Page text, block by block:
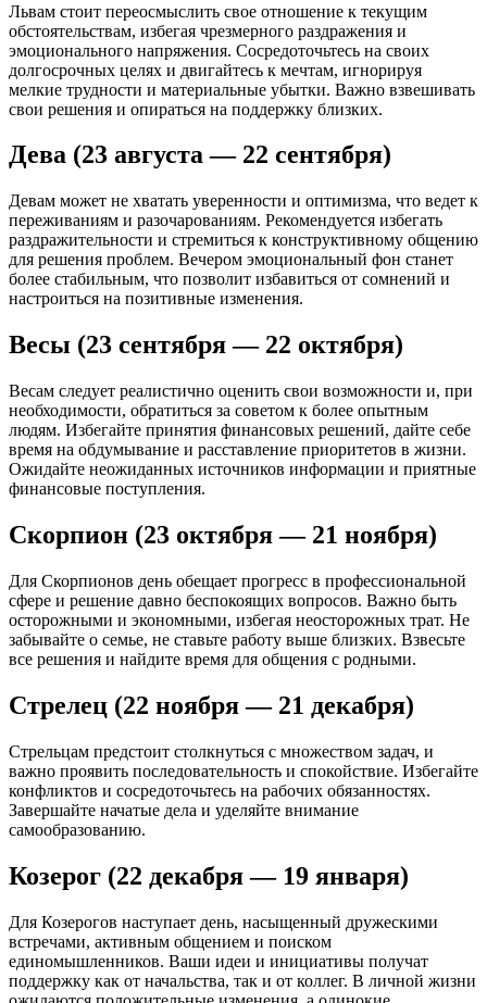
Львам стоит переосмыслить свое отношение к текущим
обстоятельствам, избегая чрезмерного раздражения и
эмоционального напряжения. Сосредоточьтесь на своих
долгосрочных целях и двигайтесь к мечтам, игнорируя
мелкие трудности и материальные убытки. Важно взвешивать
свои решения и опираться на поддержку близких.
Дева (23 августа — 22 сентября)
Девам может не хватать уверенности и оптимизма, что ведет к
переживаниям и разочарованиям. Рекомендуется избегать
раздражительности и стремиться к конструктивному общению
для решения проблем. Вечером эмоциональный фон станет
более стабильным, что позволит избавиться от сомнений и
настроиться на позитивные изменения.
Весы (23 сентября — 22 октября)
Весам следует реалистично оценить свои возможности и, при
необходимости, обратиться за советом к более опытным
людям. Избегайте принятия финансовых решений, дайте себе
время на обдумывание и расставление приоритетов в жизни.
Ожидайте неожиданных источников информации и приятные
финансовые поступления.
Скорпион (23 октября — 21 ноября)
Для Скорпионов день обещает прогресс в профессиональной
сфере и решение давно беспокоящих вопросов. Важно быть
осторожными и экономными, избегая неосторожных трат. Не
забывайте о семье, не ставьте работу выше близких. Взвесьте
все решения и найдите время для общения с родными.
Стрелец (22 ноября — 21 декабря)
Стрельцам предстоит столкнуться с множеством задач, и
важно проявить последовательность и спокойствие. Избегайте
конфликтов и сосредоточьтесь на рабочих обязанностях.
Завершайте начатые дела и уделяйте внимание
самообразованию.
Козерог (22 декабря — 19 января)
Для Козерогов наступает день, насыщенный дружескими
встречами, активным общением и поиском
единомышленников. Ваши идеи и инициативы получат
поддержку как от начальства, так и от коллег. В личной жизни